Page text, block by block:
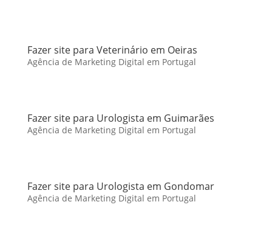
Fazer site para Veterinário em Oeiras
Agência de Marketing Digital em Portugal
Fazer site para Urologista em Guimarães
Agência de Marketing Digital em Portugal
Fazer site para Urologista em Gondomar
Agência de Marketing Digital em Portugal